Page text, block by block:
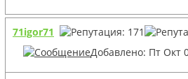
71igor71
Добавлено: Пт Окт